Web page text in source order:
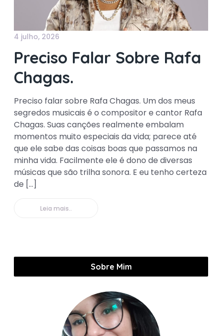
4 julho, 2026
Preciso Falar Sobre Rafa
Chagas.
Preciso falar sobre Rafa Chagas. Um dos meus
segredos musicais é o compositor e cantor Rafa
Chagas. Suas canções realmente embalam
momentos muito especiais da vida; parece até
que ele sabe das coisas boas que passamos na
minha vida. Facilmente ele é dono de diversas
músicas que são trilha sonora. E eu tenho certeza
de […]
Leia mais..
Sobre Mim